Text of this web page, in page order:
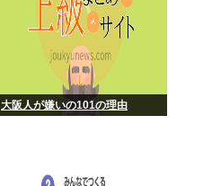
大阪人が嫌いの101の理由